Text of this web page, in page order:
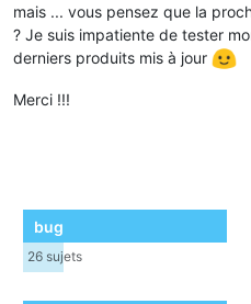
mais ... vous pensez que la
? Je suis impatiente de tester
derniers produits mis à jour
Merci !!!
bug
26 sujets